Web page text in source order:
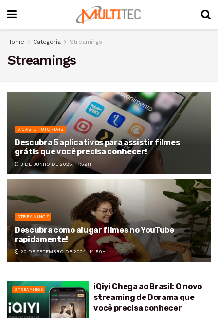
Home Categoria Streamings
Streamings
DICAS E TUTORIAIS
Descubra 5 aplicativos para assistir filmes
grátis que você precisa conhecer!
3 DE JUNHO DE 2025, 17:59H
STREAMINGS
Descubra como alugar filmes no YouTube
rapidamente!
20 DE SETEMBRO DE 2024, 14:59H
STREAMINGS
iQiyi Chega ao Brasil: O novo
streaming de Dorama que
você precisa conhecer